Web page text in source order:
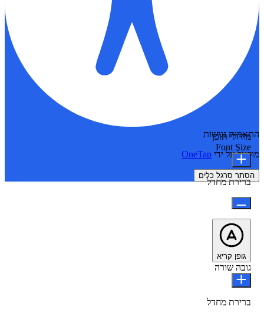
התאמות נגישות
מופעל על ידי OneTap
הסתר סרגל כלים
מודולי תוכן
Font Size
ברירת מחדל
גופן קריא
גובה שורה
ברירת מחדל